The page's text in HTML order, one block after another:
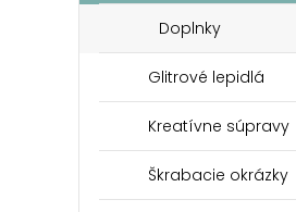
Doplnky
Glitrové lepidlá
Kreatívne súpravy
Škrabacie okrázky